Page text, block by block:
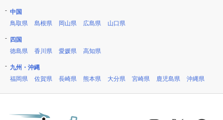
中国
鳥取県
島根県 岡山県 広島県 山口県
四国
徳島県
香川県 愛媛県 高知県
九州・沖縄
福岡県
佐賀県 長崎県 熊本県 大分県 宮崎県 鹿児島県 沖縄県